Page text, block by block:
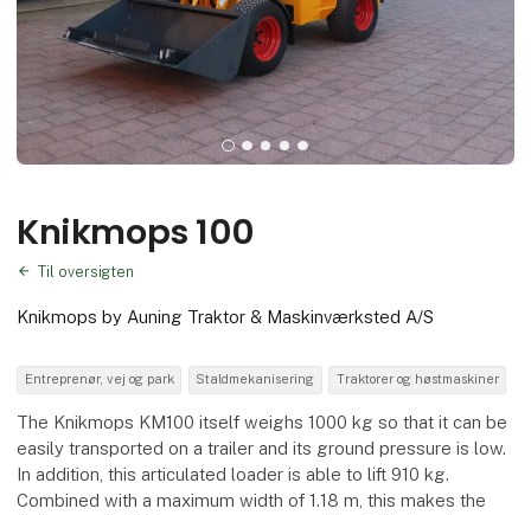
Knikmops 100
Til oversigten
Knikmops by Auning Traktor & Maskinværksted A/S
Entreprenør, vej og park Staldmekanisering Traktorer og høstmaskiner
The Knikmops KM100 itself weighs 1000 kg so that it can be
easily transported on a trailer and its ground pressure is low.
In addition, this articulated loader is able to lift 910 kg.
Combined with a maximum width of 1.18 m, this makes the